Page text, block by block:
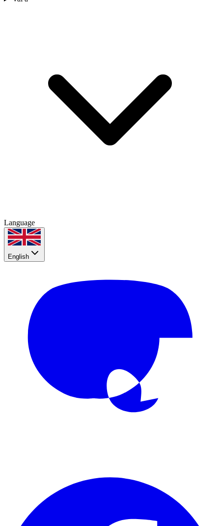
Language
English